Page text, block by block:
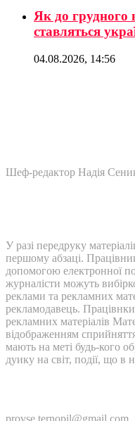
Як до грудного
ставляться
04.08.2026, 14:56
Шеф-редактор Надія
У разі передруку
першому абзаці.
допомогою електронної
журналісти можуть
реклами та рекламних
рекламодавець.
рекламних матеріалів
відображенням
мають на меті будь-кого
дуику на світ, події, що в